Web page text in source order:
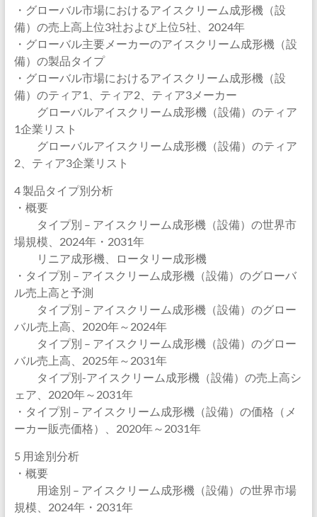
・グローバル市場におけるアイスクリーム成形機（設
備）の売上高上位3社および上位5社、2024年
・グローバル主要メーカーのアイスクリーム成形機（設
備）の製品タイプ
・グローバル市場におけるアイスクリーム成形機（設
備）のティア1、ティア2、ティア3メーカー
グローバルアイスクリーム成形機（設備）のティア
1企業リスト
グローバルアイスクリーム成形機（設備）のティア
2、ティア3企業リスト
4 製品タイプ別分析
・概要
タイプ別 – アイスクリーム成形機（設備）の世界市
場規模、2024年・2031年
リニア成形機、ロータリー成形機
・タイプ別 – アイスクリーム成形機（設備）のグローバ
ル売上高と予測
タイプ別 – アイスクリーム成形機（設備）のグロー
バル売上高、2020年～2024年
タイプ別 – アイスクリーム成形機（設備）のグロー
バル売上高、2025年～2031年
タイプ別-アイスクリーム成形機（設備）の売上高シ
ェア、2020年～2031年
・タイプ別 – アイスクリーム成形機（設備）の価格（メ
ーカー販売価格）、2020年～2031年
5 用途別分析
・概要
用途別 – アイスクリーム成形機（設備）の世界市場
規模、2024年・2031年